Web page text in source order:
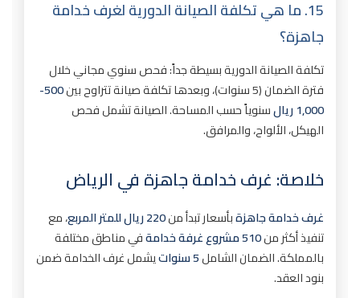
15. ما هي تكلفة الصيانة الدورية لغرف خدامة
جاهزة؟
تكلفة الصيانة الدورية بسيطة جداً: فحص سنوي مجاني خلال
فترة الضمان (5 سنوات)، وبعدها تكلفة صيانة تتراوح بين
500-
1,000 ريال
سنوياً حسب المساحة. الصيانة تشمل فحص
الهيكل، الألواح، والمرافق.
خلاصة: غرف خدامة جاهزة في الرياض
غرف خدامة جاهزةبأسعار تبدأ من220 ريال للمتر المربع
، مع
تنفيذ أكثر من510 مشروع غرفة خدامة
في مناطق مختلفة
بالمملكة. الضمان الشامل5 سنوات
يشمل غرف الخدامة ضمن
بنود العقد.